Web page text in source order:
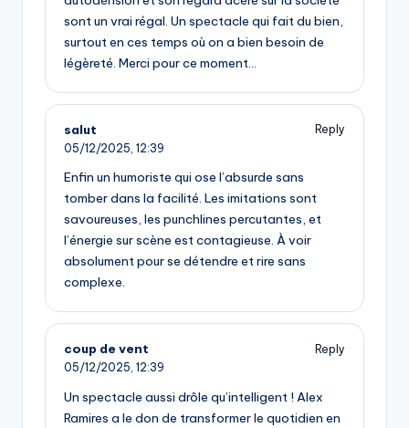
sont un vrai régal. Un spectacle qui fait du bien,
surtout en ces temps où on a bien besoin de
légèreté. Merci pour ce moment…
salut
Reply
05/12/2025, 12:39
Enfin un humoriste qui ose l’absurde sans
tomber dans la facilité. Les imitations sont
savoureuses, les punchlines percutantes, et
l’énergie sur scène est contagieuse. À voir
absolument pour se détendre et rire sans
complexe.
coup de vent
Reply
05/12/2025, 12:39
Un spectacle aussi drôle qu’intelligent ! Alex
Ramires a le don de transformer le quotidien en